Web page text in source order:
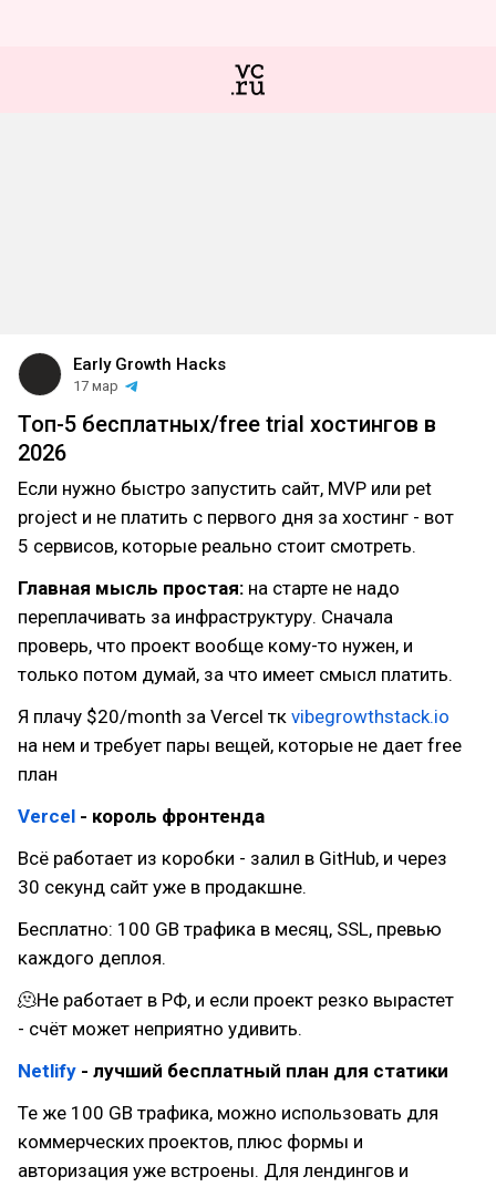
Early Growth Hacks
17 мар
Топ-5 бесплатных/free trial хостингов в
2026
Если нужно быстро запустить сайт, MVP или pet
project и не платить с первого дня за хостинг - вот
5 сервисов, которые реально стоит смотреть.
Главная мысль простая: на старте не надо
переплачивать за инфраструктуру. Сначала
проверь, что проект вообще кому-то нужен, и
только потом думай, за что имеет смысл платить.
Я плачу $20/month за Vercel тк vibegrowthstack.io
на нем и требует пары вещей, которые не дает free
план
Vercel - король фронтенда
Всё работает из коробки - залил в GitHub, и через
30 секунд сайт уже в продакшне.
Бесплатно: 100 GB трафика в месяц, SSL, превью
каждого деплоя.
🫠Не работает в РФ, и если проект резко вырастет
- счёт может неприятно удивить.
Netlify - лучший бесплатный план для статики
Те же 100 GB трафика, можно использовать для
коммерческих проектов, плюс формы и
авторизация уже встроены. Для лендингов и